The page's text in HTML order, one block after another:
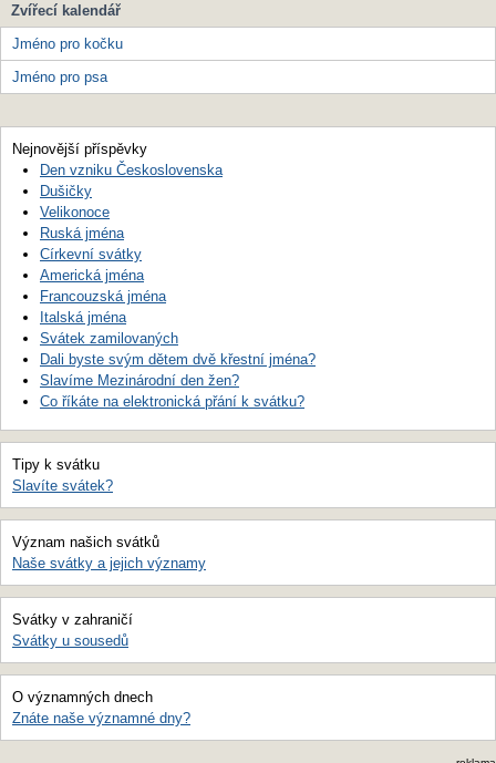
Zvířecí kalendář
Jméno pro kočku
Jméno pro psa
Nejnovější příspěvky
Den vzniku Československa
Dušičky
Velikonoce
Ruská jména
Církevní svátky
Americká jména
Francouzská jména
Italská jména
Svátek zamilovaných
Dali byste svým dětem dvě křestní jména?
Slavíme Mezinárodní den žen?
Co říkáte na elektronická přání k svátku?
Tipy k svátku
Slavíte svátek?
Význam našich svátků
Naše svátky a jejich významy
Svátky v zahraničí
Svátky u sousedů
O významných dnech
Znáte naše významné dny?